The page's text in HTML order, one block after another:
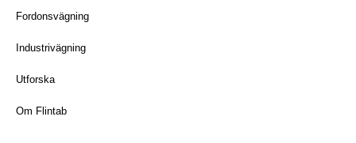
Fordonsvägning
Industrivägning
Utforska
Om Flintab